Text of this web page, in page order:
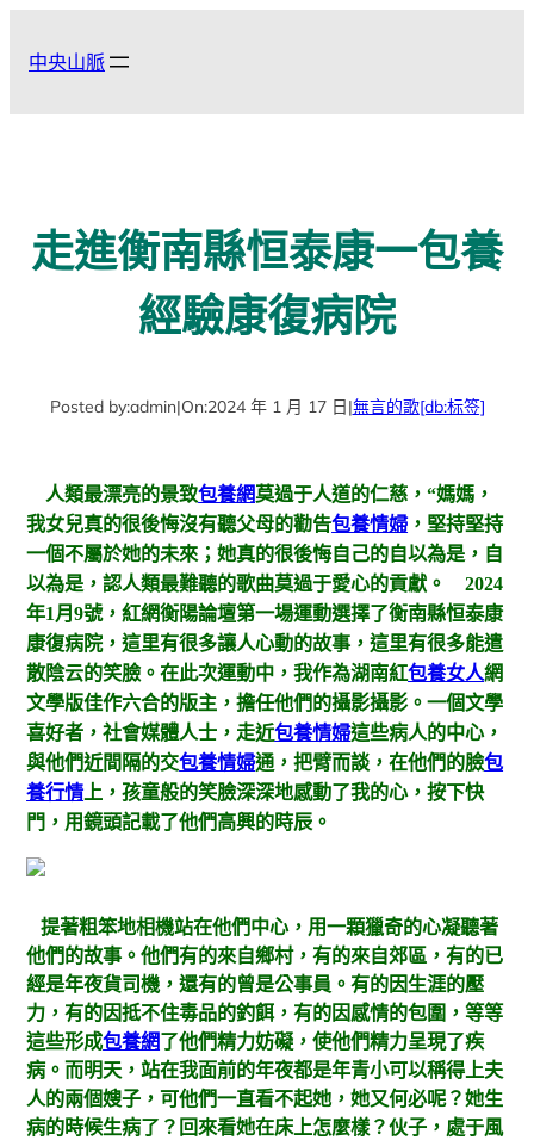
中央山脈
走進衡南縣恒泰康一包養
經驗康復病院
Posted by:admin|On:2024 年 1 月 17 日|無言的歌[db:标签]
人類最漂亮的景致包養網莫過于人道的仁慈，“媽媽，
我女兒真的很後悔沒有聽父母的勸告包養情婦，堅持堅持
一個不屬於她的未來；她真的很後悔自己的自以為是，自
以為是，認人類最難聽的歌曲莫過于愛心的貢獻。
2024
年1月9號，紅網衡陽論壇第一場運動選擇了衡南縣恒泰康
康復病院，這里有很多讓人心動的故事，這里有很多能遣
散陰云的笑臉。在此次運動中，我作為湖南紅包養女人網
文學版佳作六合的版主，擔任他們的攝影攝影。一個文學
喜好者，社會媒體人士，走近包養情婦這些病人的中心，
與他們近間隔的交包養情婦通，把臂而談，在他們的臉包
養行情 上，孩童般的笑臉深深地感動了我的心，按下快
門，用鏡頭記載了他們高興的時辰。
提著粗笨地相機站在他們中心，用一顆獵奇的心凝聽著
他們的故事。他們有的來自鄉村，有的來自郊區，有的已
經是年夜貨司機，還有的曾是公事員。有的因生涯的壓
力，有的因抵不住毒品的釣餌，有的因感情的包圍，等等
這些形成包養網了他們精力妨礙，使他們精力呈現了疾
病。而明天，站在我面前的年夜都是年青小可以稱得上夫
人的兩個嫂子，可他們一直看不起她，她又何必呢？她生
病的時候生病了？回來看她在床上怎麼樣？伙子，處于風